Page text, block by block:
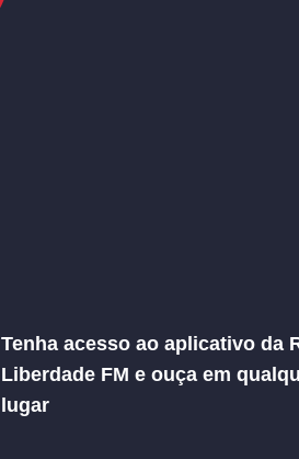
Tenha acesso ao aplicativo da
Liberdade FM e ouça em
lugar